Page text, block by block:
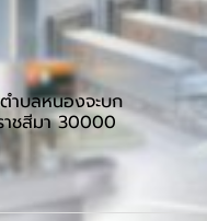
ำบลหนองจะบก
าชสีมา 30000